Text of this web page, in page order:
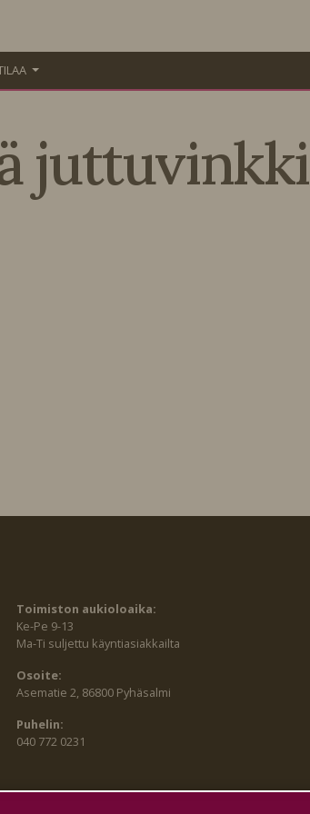
juttuvinkki
Toimiston aukioloaika:
Ke-Pe 9-13
Ma-Ti suljettu käyntiasiakkailta
Osoite:
Asematie 2, 86800 Pyhäsalmi
Puhelin:
040 772 0231